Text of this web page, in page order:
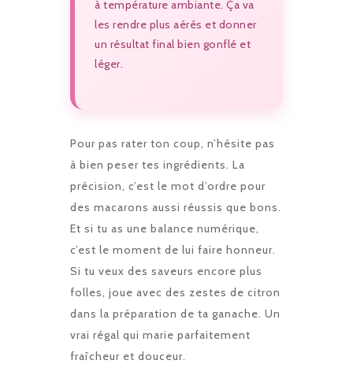
à température ambiante. Ça va
les rendre plus aérés et donner
un résultat final bien gonflé et
léger.
Pour pas rater ton coup, n’hésite pas
à bien peser tes ingrédients. La
précision, c’est le mot d’ordre pour
des macarons aussi réussis que bons.
Et si tu as une balance numérique,
c’est le moment de lui faire honneur.
Si tu veux des saveurs encore plus
folles, joue avec des zestes de citron
dans la préparation de ta ganache. Un
vrai régal qui marie parfaitement
fraîcheur et douceur.